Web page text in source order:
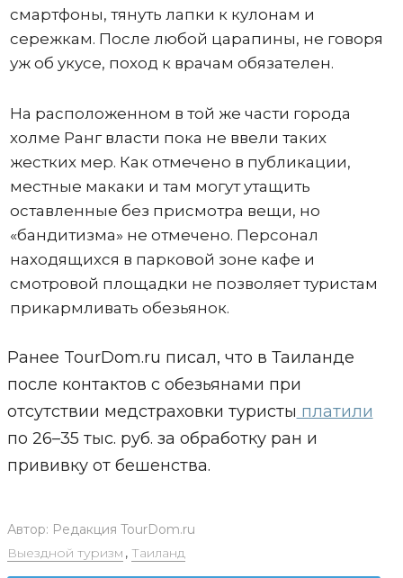
смартфоны, тянуть лапки к кулонам и
сережкам. После любой царапины, не говоря
уж об укусе, поход к врачам обязателен.
На расположенном в той же части города
холме Ранг власти пока не ввели таких
жестких мер. Как отмечено в публикации,
местные макаки и там могут утащить
оставленные без присмотра вещи, но
«бандитизма» не отмечено. Персонал
находящихся в парковой зоне кафе и
смотровой площадки не позволяет туристам
прикармливать обезьянок.
Ранее TourDom.ru писал, что в Таиланде
после контактов с обезьянами при
отсутствии медстраховки туристы платили
по 26–35 тыс. руб. за обработку ран и
прививку от бешенства.
Автор: Редакция TourDom.ru
Выездной туризм , Таиланд